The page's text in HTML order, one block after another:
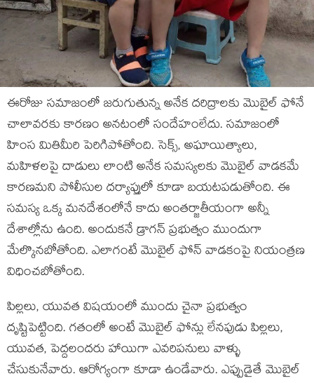
ఈరోజు సమాజంలో జరుగుతున్న అనేక దరిద్రాలకు మొబైల్ ఫోనే
చాలావరకు కారణం అనటంలో సందేహంలేదు. సమాజంలో
హింస మితిమీరి పెరిగిపోతోంది. సెక్స్, అఘాయిత్యాలు,
మహిళలపై దాడులు లాంటి అనేక సమస్యలకు మొబైల్ వాడకమే
కారణమని పోలీసుల దర్యాప్తులో కూడా బయటపడుతోంది. ఈ
సమస్య ఒక్క మనదేశంలోనే కాదు అంతర్జాతీయంగా అన్నీ
దేశాల్లోను ఉంది. అందుకనే డ్రాగన్ ప్రభుత్వం ముందుగా
మేల్కొనబోతోంది. ఎలాగంటే మొబైల్ ఫోన్ వాడకంపై నియంత్రణ
విధించబోతోంది.
పిల్లలు, యువత విషయంలో ముందు చైనా ప్రభుత్వం
దృష్టిపెట్టింది. గతంలో అంటే మొబైల్ ఫోన్లు లేనపుడు పిల్లలు,
యువత, పెద్దలందరు హాయిగా ఎవరిపనులు వాళ్ళు
చేసుకునేవారు. ఆరోగ్యంగా కూడా ఉండేవారు. ఎప్పుడైతే మొబైల్